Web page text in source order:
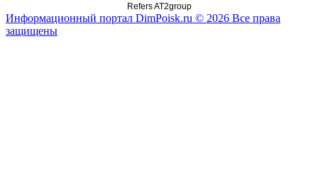
Refers AT2group
Информационный портал DimPoisk.ru © 2026 Все права
защищены